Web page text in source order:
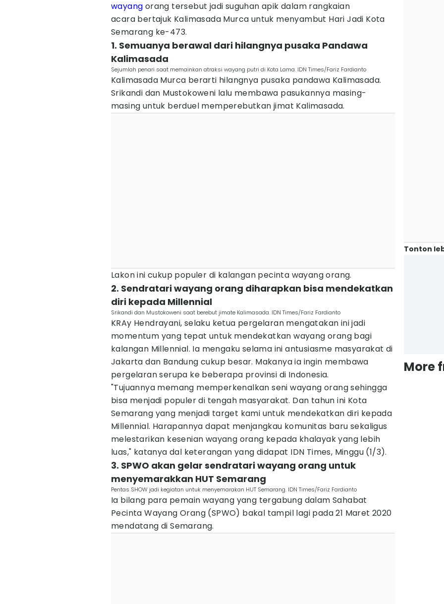
wayang orang tersebut jadi suguhan apik dalam rangkaian
acara bertajuk Kalimasada Murca untuk menyambut Hari Jadi Kota
Semarang ke-473.
1. Semuanya berawal dari hilangnya pusaka Pandawa
Kalimasada
Sejumlah penari saat memainkan atraksi wayang putri di Kota Lama. IDN Times/Fariz Fardianto
Kalimasada Murca berarti hilangnya pusaka pandawa Kalimasada.
Srikandi dan Mustokoweni lalu membawa pasukannya masing-
masing untuk berduel memperebutkan jimat Kalimasada.
Lakon ini cukup populer di kalangan pecinta wayang orang.
2. Sendratari wayang orang diharapkan bisa mendekatkan
diri kepada Millennial
Srikandi dan Mustokoweni saat berebut jimate Kalimasada. IDN Times/Fariz Fardianto
KRAy Hendrayani, selaku ketua pergelaran mengatakan ini jadi
momentum yang tepat untuk mendekatkan wayang orang bagi
kalangan Millennial. Ia mengaku selama ini antusiasme masyarakat di
Jakarta dan Bandung cukup besar. Makanya ia ingin membawa
pergelaran serupa ke beberapa provinsi di Indonesia.
"Tujuannya memang memperkenalkan seni wayang orang sehingga
bisa menjadi populer di tengah masyarakat. Dan tahun ini Kota
Semarang yang menjadi target kami untuk mendekatkan diri kepada
Millennial. Harapannya dapat menjangkau komunitas baru sekaligus
melestarikan kesenian wayang orang kepada khalayak yang lebih
luas," katanya dal keterangan yang didapat IDN Times, Minggu (1/3).
3. SPWO akan gelar sendratari wayang orang untuk
menyemarakkan HUT Semarang
Pentas SHOW jadi kegiatan untuk menyemarakan HUT Semarang. IDN Times/Fariz Fardianto
Ia bilang para pemain wayang yang tergabung dalam Sahabat
Pecinta Wayang Orang (SPWO) bakal tampil lagi pada 21 Maret 2020
mendatang di Semarang.
Tonton
More